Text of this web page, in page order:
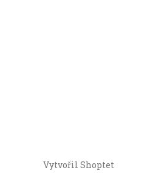
Vytvořil Shoptet